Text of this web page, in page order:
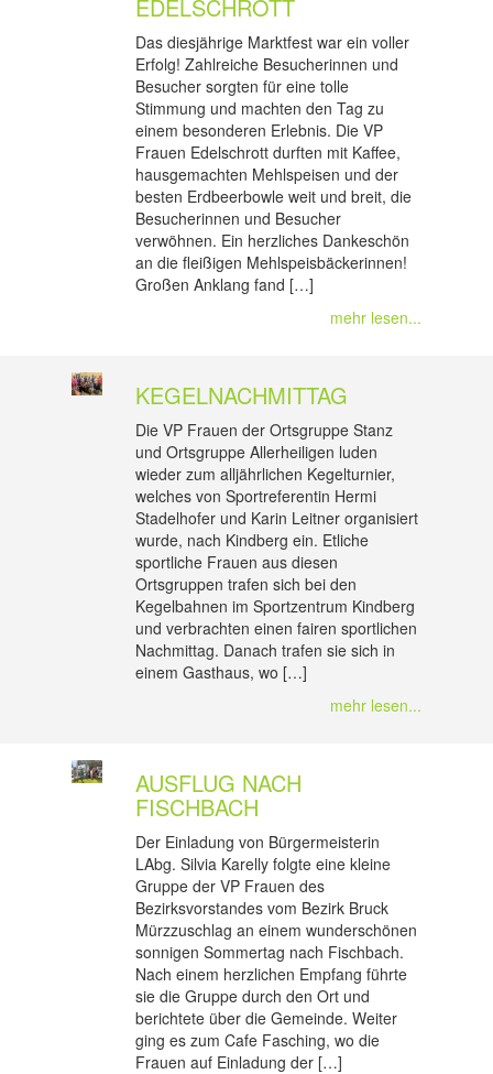
EDELSCHROTT
Das diesjährige Marktfest war ein voller
Erfolg! Zahlreiche Besucherinnen und
Besucher sorgten für eine tolle
Stimmung und machten den Tag zu
einem besonderen Erlebnis. Die VP
Frauen Edelschrott durften mit Kaffee,
hausgemachten Mehlspeisen und der
besten Erdbeerbowle weit und breit, die
Besucherinnen und Besucher
verwöhnen. Ein herzliches Dankeschön
an die fleißigen Mehlspeisbäckerinnen!
Großen Anklang fand […]
mehr lesen...
KEGELNACHMITTAG
Die VP Frauen der Ortsgruppe Stanz
und Ortsgruppe Allerheiligen luden
wieder zum alljährlichen Kegelturnier,
welches von Sportreferentin Hermi
Stadelhofer und Karin Leitner organisiert
wurde, nach Kindberg ein. Etliche
sportliche Frauen aus diesen
Ortsgruppen trafen sich bei den
Kegelbahnen im Sportzentrum Kindberg
und verbrachten einen fairen sportlichen
Nachmittag. Danach trafen sie sich in
einem Gasthaus, wo […]
mehr lesen...
AUSFLUG NACH
FISCHBACH
Der Einladung von Bürgermeisterin
LAbg. Silvia Karelly folgte eine kleine
Gruppe der VP Frauen des
Bezirksvorstandes vom Bezirk Bruck
Mürzzuschlag an einem wunderschönen
sonnigen Sommertag nach Fischbach.
Nach einem herzlichen Empfang führte
sie die Gruppe durch den Ort und
berichtete über die Gemeinde. Weiter
ging es zum Cafe Fasching, wo die
Frauen auf Einladung der […]